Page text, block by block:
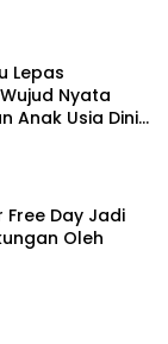
Lepas
Nyata
Anak Usia Dini
Day Jadi
Oleh